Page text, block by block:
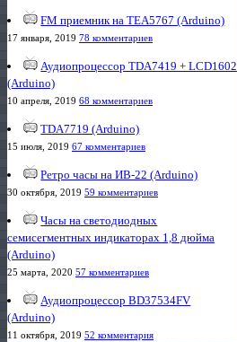
FM приемник на TEA5767 (Arduino)
17 января, 2019 78 комментариев
Аудиопроцессор TDA7419 + LCD1602
(Arduino)
10 апреля, 2019 68 комментариев
TDA7719 (Arduino)
15 июля, 2019 67 комментариев
Ретро часы на ИВ-22 (Arduino)
30 октября, 2019 59 комментариев
Часы на светодиодных
семисегментных индикаторах 1,8 дюйма
(Arduino)
25 марта, 2020 57 комментариев
Аудиопроцессор BD37534FV
(Arduino)
11 октября, 2019 52 комментария